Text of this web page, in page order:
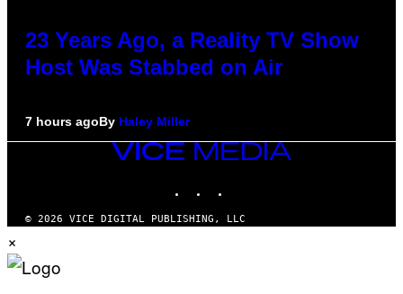
23 Years Ago, a Reality TV Show
Host Was Stabbed on Air
7 hours agoBy Haley Miller
VICE
© 2026 VICE DIGITAL PUBLISHING, LLC
×